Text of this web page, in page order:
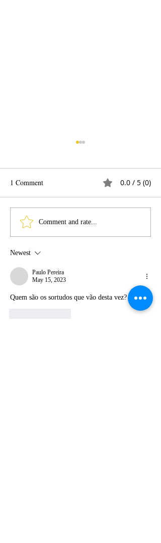
TOUR 2023 - Dia 3 -
17/05/2023 - Novo RISCO
MARGINAL
1 Comment 0.0 / 5 (0)
Comment and rate...
Newest
Paulo Pereira
May 15, 2023
Quem são os sortudos que vão desta vez?